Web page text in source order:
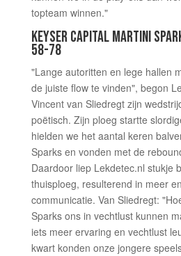
topteam winnen."
KEYSER CAPITAL MARTINI
58-78
"Lange autoritten en lege hallen
de juiste flow te vinden", begon
Vincent van Sliedregt zijn
poëtisch. Zijn ploeg startte
hielden we het aantal keren
Sparks en vonden met de
Daardoor liep Lekdetec.nl stukje
thuisploeg, resulterend in meer
communicatie. Van Sliedregt:
Sparks ons in vechtlust kunnen
iets meer ervaring en vechtlust
kwart konden onze jongere